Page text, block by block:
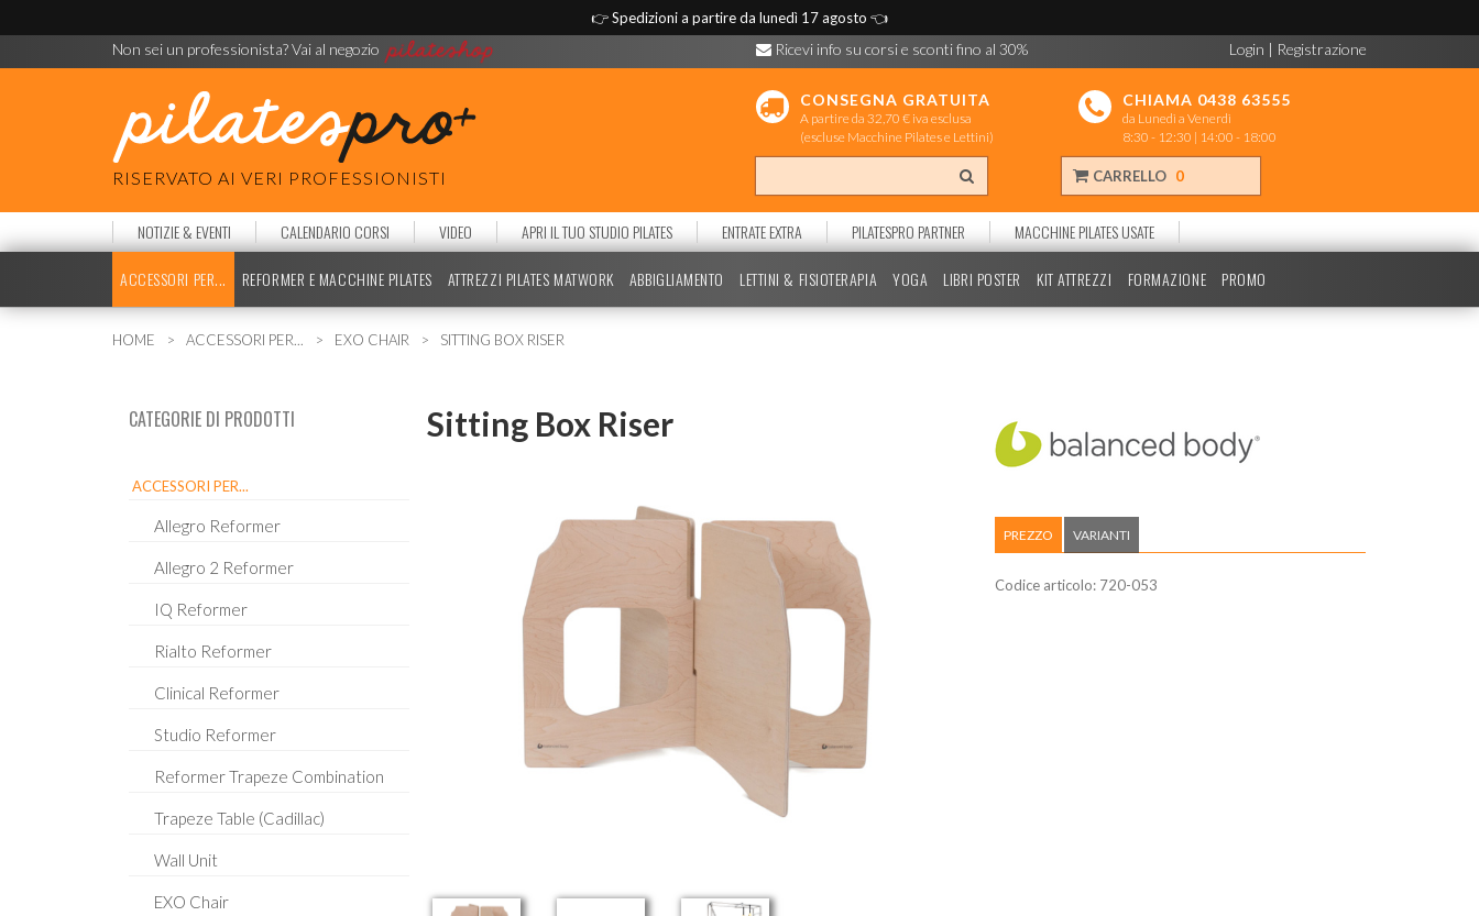
👉Spedizioni a partire da lunedì 17 agosto 👈
Non sei un professionista? Vai al negozio Ricevi info su corsi e sconti fino al 30% Login | Registrazione
RISERVATO AI VERI PROFESSIONISTI
CONSEGNA GRATUITA
A partire da 32,70 € iva esclusa
(escluse Macchine Pilates e Lettini)
CHIAMA 0438 63555
da Lunedì a Venerdì
8:30 - 12:30 | 14:00 - 18:00
CARRELLO 0
NOTIZIE & EVENTI CALENDARIO CORSI VIDEO APRI IL TUO STUDIO PILATES ENTRATE EXTRA PILATESPRO PARTNER MACCHINE PILATES USATE
ACCESSORI PER... REFORMER E MACCHINE PILATES ATTREZZI PILATES MATWORK ABBIGLIAMENTO LETTINI & FISIOTERAPIA YOGA LIBRI POSTER KIT ATTREZZI FORMAZIONE PROMO
HOME ACCESSORI PER... EXO CHAIR SITTING BOX RISER
CATEGORIE DI PRODOTTI
ACCESSORI PER...
Allegro Reformer
Allegro 2 Reformer
IQ Reformer
Rialto Reformer
Clinical Reformer
Studio Reformer
Reformer Trapeze Combination
Trapeze Table (Cadillac)
Wall Unit
EXO Chair
Sitting Box Riser
PREZZO VARIANTI
Codice articolo: 720-053